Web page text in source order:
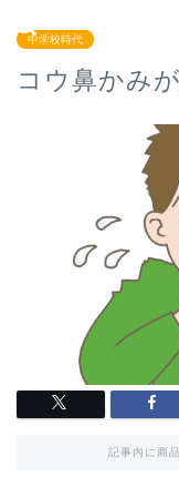
中学校時代
コウ鼻かみ
記事内に商